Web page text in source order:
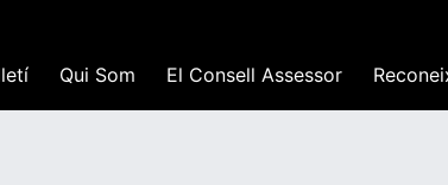
Qui Som El Consell Assessor